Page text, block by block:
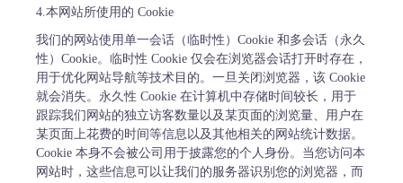
4.本网站所使用的 Cookie
我们的网站使用单一会话（临时性）Cookie 和多会话（永久
性）Cookie。临时性 Cookie 仅会在浏览器会话打开时存在，
用于优化网站导航等技术目的。一旦关闭浏览器，该 Cookie
就会消失。永久性 Cookie 在计算机中存储时间较长，用于
跟踪我们网站的独立访客数量以及某页面的浏览量、用户在
某页面上花费的时间等信息以及其他相关的网站统计数据。
Cookie 本身不会被公司用于披露您的个人身份。当您访问本
网站时，这些信息可以让我们的服务器识别您的浏览器，而